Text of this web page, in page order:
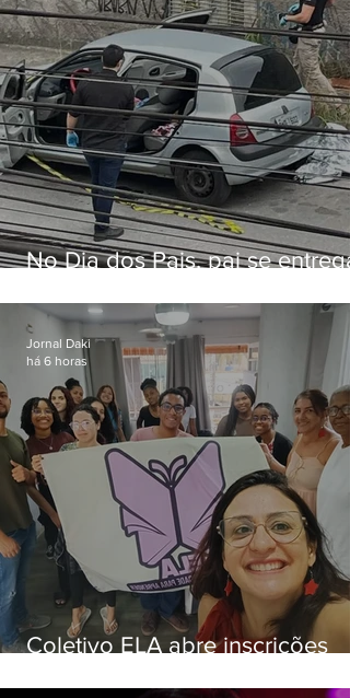
No Dia dos Pais, pai se entrega
5 anos em SP
Coletivo ELA abre inscrições
Jornal Daki
há 6 horas